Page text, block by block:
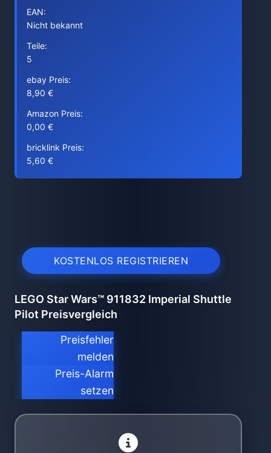
EAN:
Nicht bekannt
Teile:
5
ebay Preis:
8,90 €
Amazon Preis:
0,00 €
bricklink Preis:
5,60 €
KOSTENLOS REGISTRIEREN
LEGO Star Wars™ 911832 Imperial Shuttle
Pilot Preisvergleich
Preisfehler
melden
Preis-Alarm
setzen